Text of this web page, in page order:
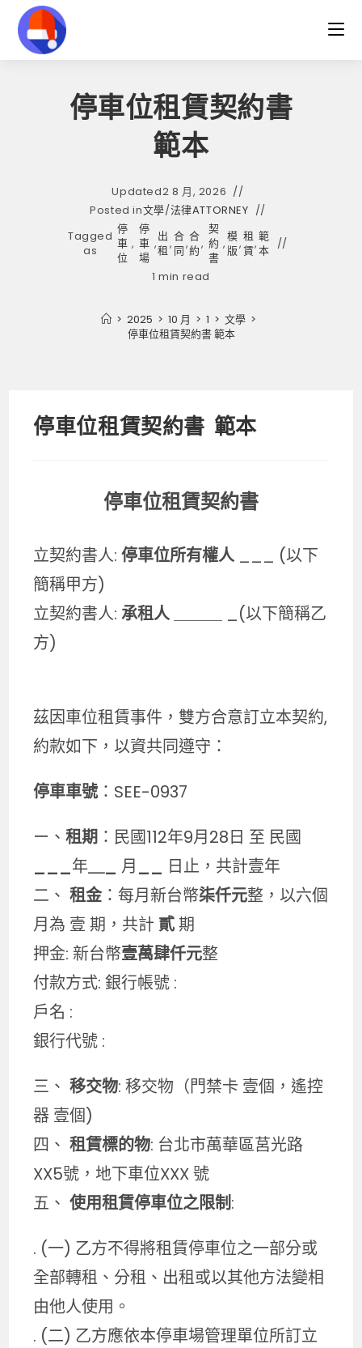
content
停車位租賃契約書
範本
Updated2 8 月, 2026
Posted in文學/法律ATTORNEY
Tagged
as
停
車
位
,
停
車
場
,出
租,合
同,合
約,
契
約
書
,模
版,租
賃,範
本
1 min read
> 2025 > 10 月 > 1 > 文學 >
停車位租賃契約書 範本
停車位租賃契約書 範本
停車位租賃契約書
立契約書人:停車位所有權人___ (以下
簡稱甲方)
立契約書人:承租人＿＿＿ _(以下簡稱乙
方)
茲因車位租賃事件，雙方合意訂立本契約,
約款如下，以資共同遵守：
停車車號 ：SEE-0937
ー、租期 ：民國112年9月28日 至 民國
___年＿_ 月__ 日止，共計壹年
二、租金：每月新台幣柒仟元整，以六個
月為 壹 期，共計貳期
押金: 新台幣壹萬肆仟元整
付款方式: 銀行帳號 :
戶名 :
銀行代號 :
三、移交物: 移交物（門禁卡 壹個，遙控
器 壹個)
四、租賃標的物: 台北市萬華區莒光路
XX5號，地下車位XXX 號
五、使用租賃停車位之限制:
. (一) 乙方不得將租賃停車位之一部分或
全部轉租、分租、出租或以其他方法變相
由他人使用。
. (二) 乙方應依本停車場管理單位所訂立